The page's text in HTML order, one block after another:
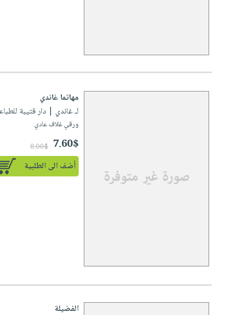
مهاتما غاندي
لـ غاندي | دار قتيبة للطباعة
ورقي غلاف عادي
7.60$
8.00$
أضف الى الطلبية
الفضيلة